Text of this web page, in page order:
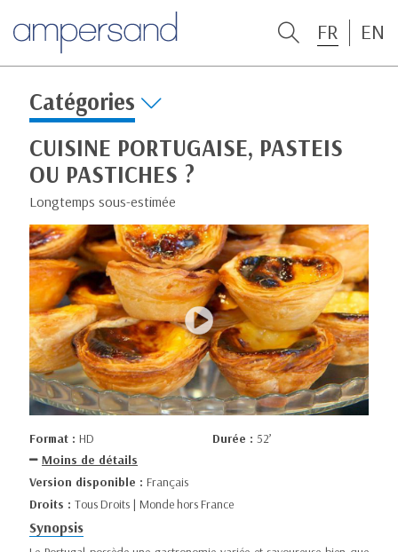
FR EN
Catégories
CUISINE PORTUGAISE, PASTEIS
OU PASTICHES ?
Longtemps sous-estimée
Format : HD Durée : 52’
Moins de détails
Version disponible : Français
Droits : Tous Droits | Monde hors France
Synopsis